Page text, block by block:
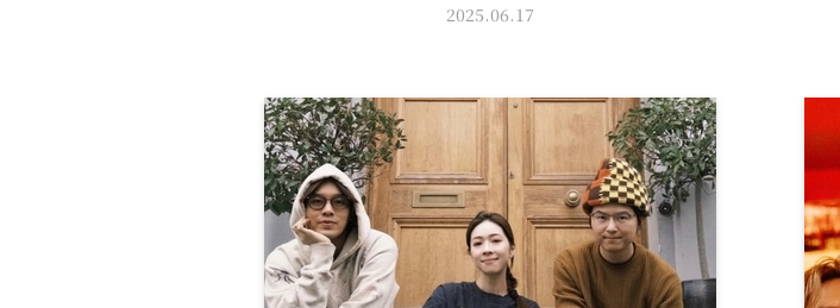
2025.06.17